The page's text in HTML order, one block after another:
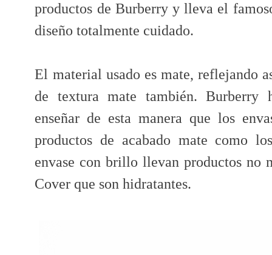
productos de Burberry y lleva el
diseño totalmente cuidado.
El material usado es mate, reflejando
de textura mate también. Burberry
enseñar de esta manera que los
productos de acabado mate como
envase con brillo llevan productos no
Cover que son hidratantes.